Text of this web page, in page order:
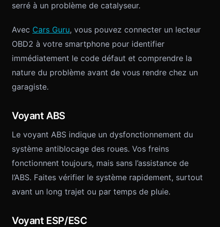
serré à un problème de catalyseur.
Avec Cars Guru, vous pouvez connecter un lecteur
OBD2 à votre smartphone pour identifier
immédiatement le code défaut et comprendre la
nature du problème avant de vous rendre chez un
garagiste.
Voyant ABS
Le voyant ABS indique un dysfonctionnement du
système antiblocage des roues. Vos freins
fonctionnent toujours, mais sans l’assistance de
l’ABS. Faites vérifier le système rapidement, surtout
avant un long trajet ou par temps de pluie.
Voyant ESP/ESC